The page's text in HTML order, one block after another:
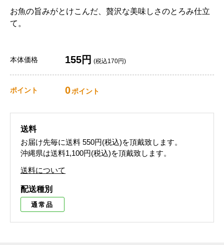
お魚の旨みがとけこんだ、贅沢な美味しさのとろみ仕立
て。
本体価格 155円 (税込170円)
ポイント 0ポイント
送料
お届け先毎に送料 550円(税込)を頂戴致します。
沖縄県は送料1,100円(税込)を頂戴致します。
送料について
配送種別
通常品